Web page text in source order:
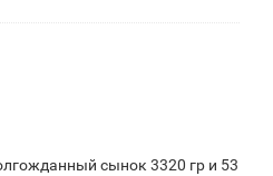
сынок 3320 гр и 53